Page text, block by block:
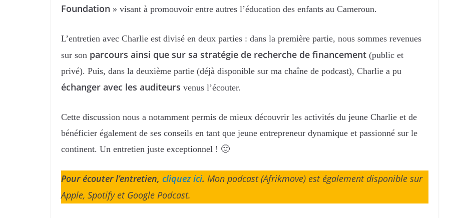
Foundation » visant à promouvoir entre autres l’éducation des enfants au Cameroun.
L’entretien avec Charlie est divisé en deux parties : dans la première partie, nous sommes revenues
sur son parcours ainsi que sur sa stratégie de recherche de financement (public et
privé). Puis, dans la deuxième partie (déjà disponible sur ma chaîne de podcast), Charlie a pu
échanger avec les auditeurs venus l’écouter.
Cette discussion nous a notamment permis de mieux découvrir les activités du jeune Charlie et de
bénéficier également de ses conseils en tant que jeune entrepreneur dynamique et passionné sur le
continent. Un entretien juste exceptionnel ! 🙂
Pour écouter l’entretien, cliquez ici. Mon podcast (Afrikmove) est également disponible sur
Apple, Spotify et Google Podcast.